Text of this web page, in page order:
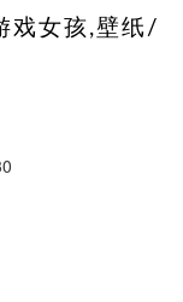
戏女孩,壁纸/